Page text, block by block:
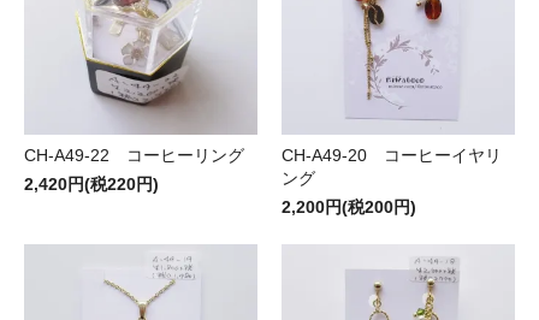
CH-A49-22 コーヒーリング
2,420円(税220円)
CH-A49-20 コーヒーイヤリ
ング
2,200円(税200円)